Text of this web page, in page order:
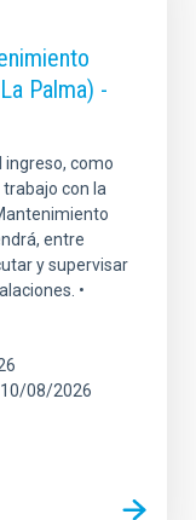
Palma) -
ingreso, como
con la
entre
y supervisar
•
10/08/2026